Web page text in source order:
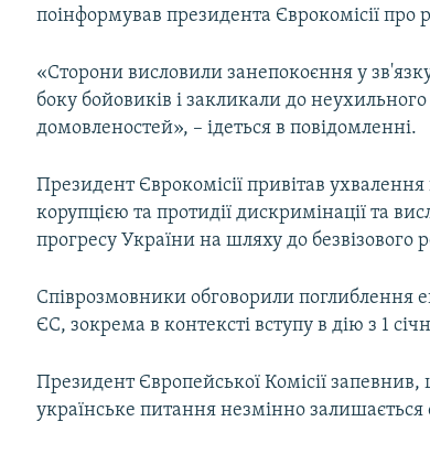
поінформував президента Єврокомісії про
«Сторони висловили занепокоєння у
боку бойовиків і закликали до
домовленостей», – ідеться в повідомленні.
Президент Єврокомісії привітав
корупцією та протидії дискримінації та
прогресу України на шляху до безвізового
Співрозмовники обговорили поглиблення
ЄС, зокрема в контексті вступу в дію з 1
Президент Європейської Комісії
українське питання незмінно